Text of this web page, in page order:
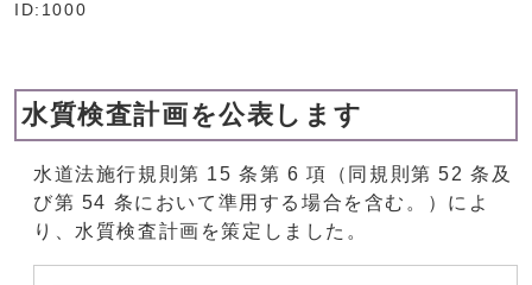
ID:1000
水質検査計画を公表します
水道法施行規則第 15 条第 6 項（同規則第 52 条及
び第 54 条において準用する場合を含む。）によ
り、水質検査計画を策定しました。